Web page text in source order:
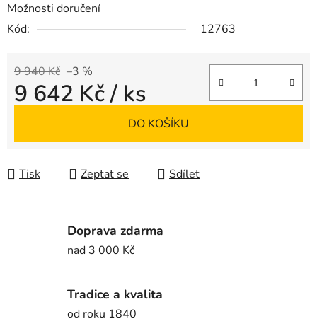
Možnosti doručení
Kód:
12763
9 940 Kč –3 %
9 642 Kč/ ks
DO KOŠÍKU
Tisk Zeptat se Sdílet
Doprava zdarma
nad 3 000 Kč
Tradice a kvalita
od roku 1840